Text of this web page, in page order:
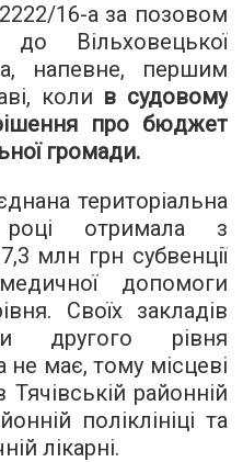
16-а за позовом
Вільховецької
напевне, першим
коли в судовому
про бюджет
громади.
територіальна
отримала з
млн грн субвенції
допомоги
Своїх закладів
другого рівня
не має, тому місцеві
районній
поліклініці та
лікарні.